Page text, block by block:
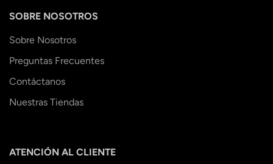
SOBRE NOSOTROS
Sobre Nosotros
Preguntas Frecuentes
Contáctanos
Nuestras Tiendas
ATENCIÓN AL CLIENTE